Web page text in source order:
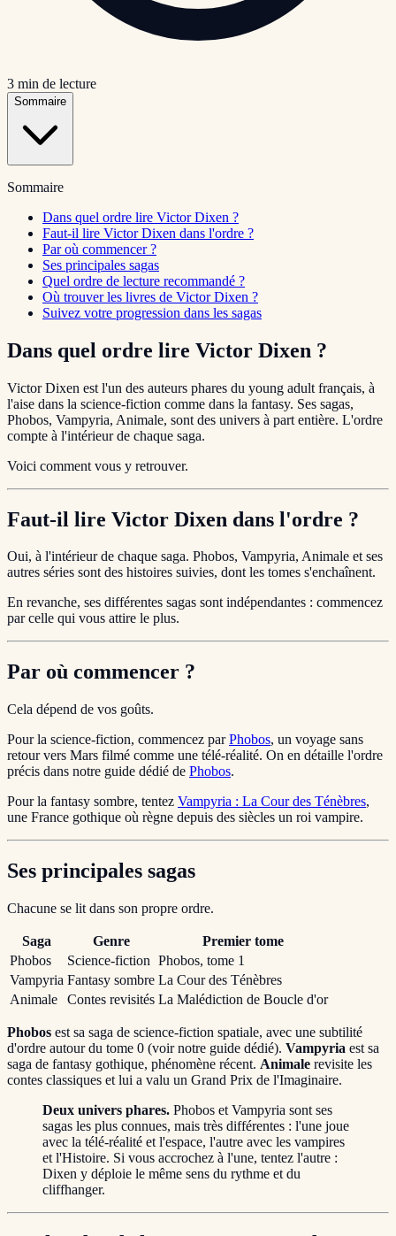
3 min de lecture
Sommaire
Sommaire
Dans quel ordre lire Victor Dixen ?
Faut-il lire Victor Dixen dans l'ordre ?
Par où commencer ?
Ses principales sagas
Quel ordre de lecture recommandé ?
Où trouver les livres de Victor Dixen ?
Suivez votre progression dans les sagas
Dans quel ordre lire Victor Dixen ?
Victor Dixen est l'un des auteurs phares du young adult français, à
l'aise dans la science-fiction comme dans la fantasy. Ses sagas,
Phobos, Vampyria, Animale, sont des univers à part entière. L'ordre
compte à l'intérieur de chaque saga.
Voici comment vous y retrouver.
Faut-il lire Victor Dixen dans l'ordre ?
Oui, à l'intérieur de chaque saga. Phobos, Vampyria, Animale et ses
autres séries sont des histoires suivies, dont les tomes s'enchaînent.
En revanche, ses différentes sagas sont indépendantes : commencez
par celle qui vous attire le plus.
Par où commencer ?
Cela dépend de vos goûts.
Pour la science-fiction, commencez parPhobos, un voyage sans
retour vers Mars filmé comme une télé-réalité. On en détaille l'ordre
précis dans notre guide dédié de Phobos.
Pour la fantasy sombre, tentez Vampyria : La Cour des Ténèbres,
une France gothique où règne depuis des siècles un roi vampire.
Ses principales sagas
Chacune se lit dans son propre ordre.
Saga Genre
Premier tome
Phobos
Science-fiction Phobos, tome 1
Vampyria Fantasy sombre La Cour des Ténèbres
Animale
Contes revisités La Malédiction de Boucle d'or
Phobos est sa saga de science-fiction spatiale, avec une subtilité
d'ordre autour du tome 0 (voir notre guide dédié). Vampyria est sa
saga de fantasy gothique, phénomène récent. Animale revisite les
contes classiques et lui a valu un Grand Prix de l'Imaginaire.
Deux univers phares. Phobos et Vampyria sont ses
sagas les plus connues, mais très différentes : l'une joue
avec la télé-réalité et l'espace, l'autre avec les vampires
et l'Histoire. Si vous accrochez à l'une, tentez l'autre :
Dixen y déploie le même sens du rythme et du
cliffhanger.